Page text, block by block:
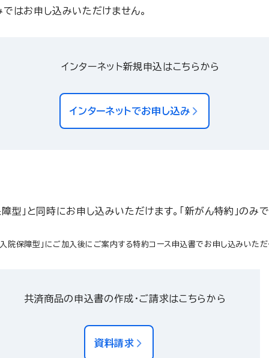
ではお申し込みいただけません。
インターネット新規申込はこちらから
インターネットでお申し込み
障型」と同時にお申し込みいただけます。「新がん特約」の
院保障型」にご加入後にご案内する特約コース申込書でお申し込みいた
共済商品の申込書の作成・ご請求はこちらから
資料請求